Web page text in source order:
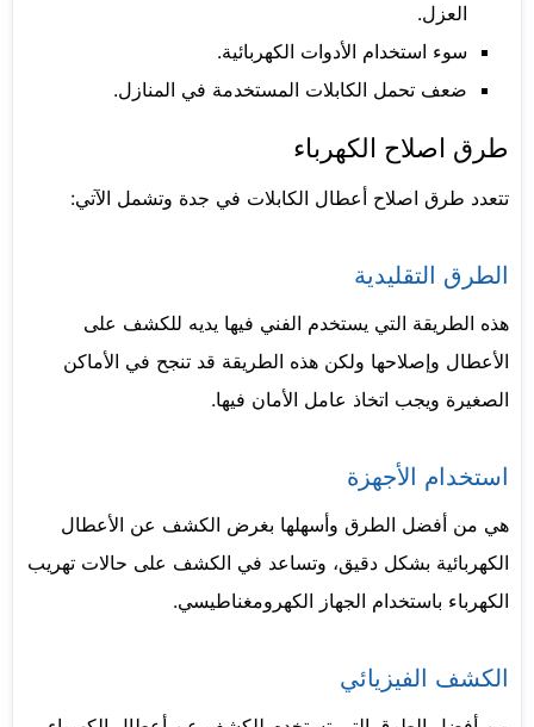
العزل.
سوء استخدام الأدوات الكهربائية.
ضعف تحمل الكابلات المستخدمة في المنازل.
طرق اصلاح الكهرباء
تتعدد طرق اصلاح أعطال الكابلات في جدة وتشمل الآتي:
الطرق التقليدية
هذه الطريقة التي يستخدم الفني فيها يديه للكشف على
الأعطال وإصلاحها ولكن هذه الطريقة قد تنجح في الأماكن
الصغيرة ويجب اتخاذ عامل الأمان فيها.
استخدام الأجهزة
هي من أفضل الطرق وأسهلها بغرض الكشف عن الأعطال
الكهربائية بشكل دقيق، وتساعد في الكشف على حالات تهريب
الكهرباء باستخدام الجهاز الكهرومغناطيسي.
الكشف الفيزيائي